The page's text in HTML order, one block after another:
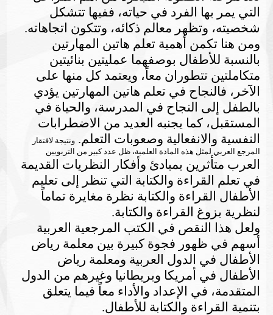
التي يمر بها الفرد في حياته، ففيها تتشكل
شخصيته، وتظهر معالم ذكائه، وتتكون اتجاهاته.
ومن هنا تكمن أهمية تعلم هاتين المهارتين
بالنسبة للأطفال بوصفهما عمليتين بنائيتين
متكاملتين تتطوران معاً، ويعتمد كل منها على
الآخر، فالنجاح في تعلم هاتين المهارتين يؤدي
بالطفل إلى النجاح في المدرسة، والحياة في
المستقبل، كما يجنبه العديد من الاضطرابات
النفسية والانفعالية وصعوبات التعلم.ونتيجة لافتقار
المرجع العربي لمثل هذه المادة العلمية، ظل عدد كبير من التربويين
العرب متأثرين بمبادئ وأفكار النظريات القديمة
في تعلم القراءة والكتابة التي تنظر إلى تعليم
الأطفال القراءة والكتابة نظرة مغايرة تماماً
لنظرية بزوغ القراءة والكتابة.
ولعل هذا النقص في الكتب المرجعية العربية
أسهم في ظهور فجوة كبيرة بين معلمة رياض
الأطفال في الدول العربية ومعلمة رياض
الأطفال في أمريكا وبريطانيا وغيرهم من الدول
المتقدمة، في الإعداد والأداء معاً فيما يتعلق
بتنمية القراءة والكتابة للأطفال.